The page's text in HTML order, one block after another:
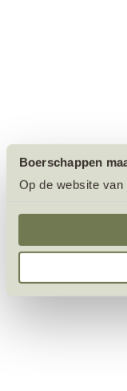
Boerschappen
Op de website